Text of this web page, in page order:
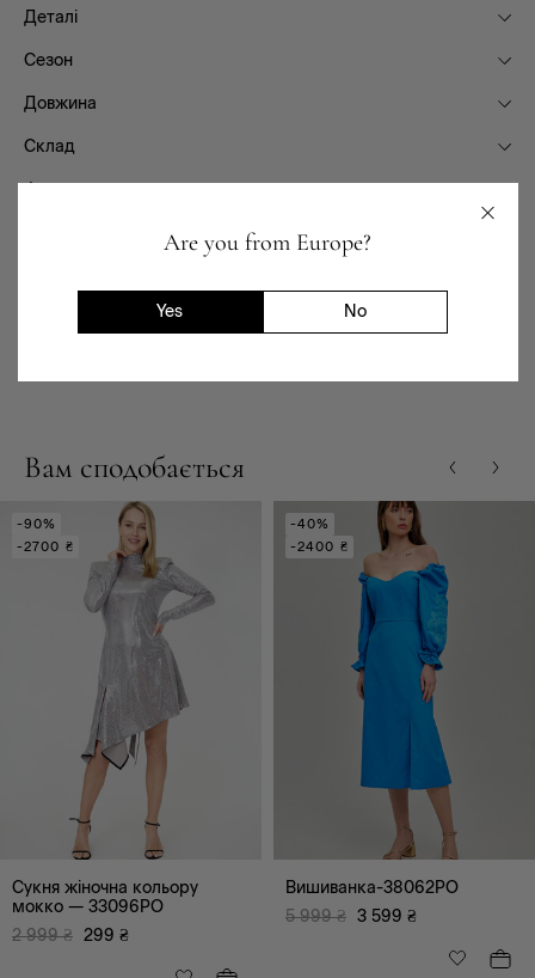
Are you from Europe?
Yes No
Деталі
Сезон
Довжина
Склад
Фасон
Вам сподобається
-90%
-2700 ₴
Сукня жіночна кольору
мокко — 33096PO
2 999 ₴ 299 ₴
-40%
-2400 ₴
Вишиванка-38062PO
5 999 ₴ 3 599 ₴